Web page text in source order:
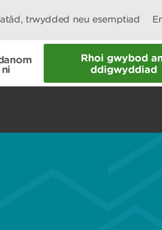
trwydded neu esemptiad
ni
Rhoi gwybod
ddigwyddiad